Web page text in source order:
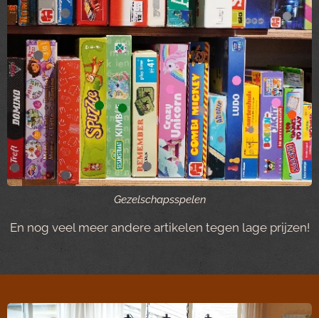
Gezelschapsspelen
En nog veel meer andere artikelen tegen lage prijzen!